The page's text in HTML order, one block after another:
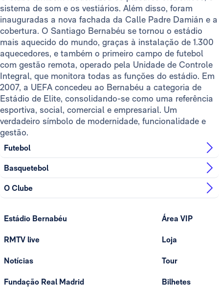
sistema de som e os vestiários. Além disso, foram
inauguradas a nova fachada da Calle Padre Damián e a
cobertura. O Santiago Bernabéu se tornou o estádio
mais aquecido do mundo, graças à instalação de 1.300
aquecedores, e também o primeiro campo de futebol
com gestão remota, operado pela Unidade de Controle
Integral, que monitora todas as funções do estádio. Em
2007, a UEFA concedeu ao Bernabéu a categoria de
Estádio de Elite, consolidando-se como uma referência
esportiva, social, comercial e empresarial. Um
verdadeiro símbolo de modernidade, funcionalidade e
gestão.
Futebol
Basquetebol
O Clube
Estádio Bernabéu
RMTV live
Notícias
Fundação Real Madrid
Área VIP
Loja
Tour
Bilhetes